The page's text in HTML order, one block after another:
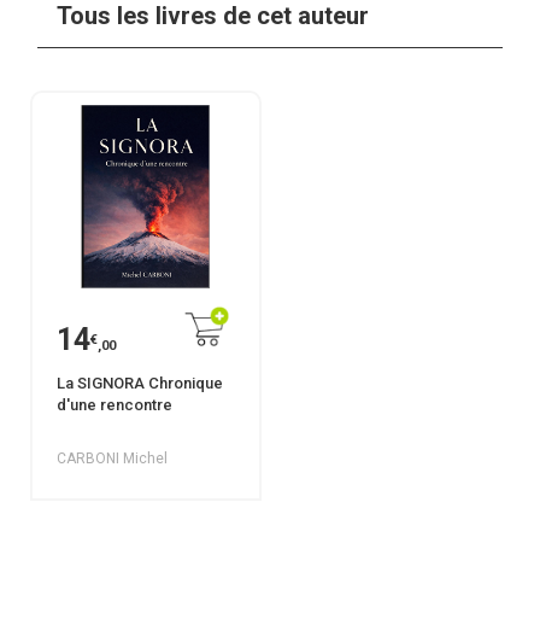
Tous les livres de cet auteur
14€,00
La SIGNORA Chronique
d'une rencontre
CARBONI Michel